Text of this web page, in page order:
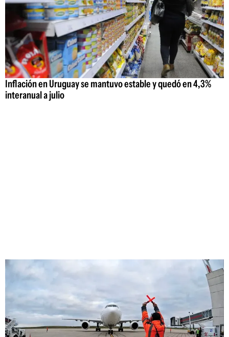
Inflación en Uruguay se mantuvo estable y quedó en 4,3%
interanual a julio